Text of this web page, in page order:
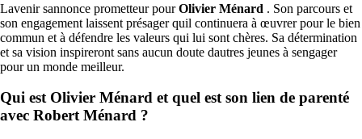
Lavenir sannonce prometteur pourOlivier Ménard . Son parcours et
son engagement laissent présager quil continuera à œuvrer pour le bien
commun et à défendre les valeurs qui lui sont chères. Sa détermination
et sa vision inspireront sans aucun doute dautres jeunes à sengager
pour un monde meilleur.
Qui est Olivier Ménard et quel est son lien de parenté
avec Robert Ménard ?